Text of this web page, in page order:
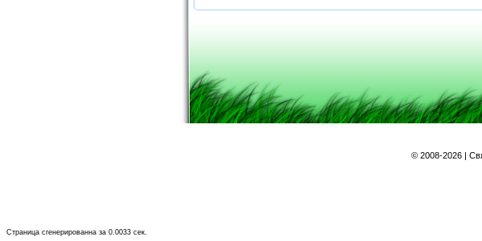
© 2008-2026 |
Страница сгенерированна за 0.0033 сек.